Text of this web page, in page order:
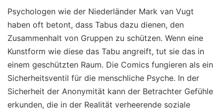
Psychologen wie der Niederländer Mark van Vugt
haben oft betont, dass Tabus dazu dienen, den
Zusammenhalt von Gruppen zu schützen. Wenn eine
Kunstform wie diese das Tabu angreift, tut sie das in
einem geschützten Raum. Die Comics fungieren als ein
Sicherheitsventil für die menschliche Psyche. In der
Sicherheit der Anonymität kann der Betrachter Gefühle
erkunden, die in der Realität verheerende soziale